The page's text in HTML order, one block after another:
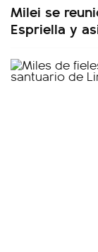
Milei se
Espriella y